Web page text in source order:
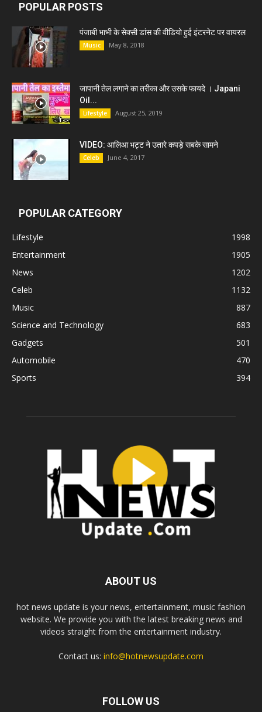
POPULAR POSTS
पंजाबी भाभी के सेक्सी डांस की वीडियो हुई इंटरनेट पर वायरल
Music May 8, 2018
जापानी तेल लगाने का तरीका और उसके फायदे । Japani
Oil...
Lifestyle August 25, 2019
VIDEO: आलिआ भट्ट ने उतारे कपड़े सबके सामने
Celeb June 4, 2017
POPULAR CATEGORY
Lifestyle
1998
Entertainment
1905
News
1202
Celeb
1132
Music
887
Science and Technology
683
Gadgets
501
Automobile
470
Sports
394
ABOUT US
hot news update is your news, entertainment, music fashion
website. We provide you with the latest breaking news and
videos straight from the entertainment industry.
Contact us: info@hotnewsupdate.com
FOLLOW US